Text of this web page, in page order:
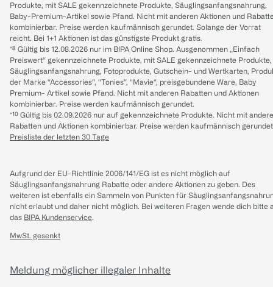
Produkte, mit SALE gekennzeichnete Produkte, Säuglingsanfangsnahrung,
Baby-Premium-Artikel sowie Pfand. Nicht mit anderen Aktionen und
kombinierbar. Preise werden kaufmännisch gerundet. Solange der Vorrat
reicht. Bei 1+1 Aktionen ist das günstigste Produkt gratis.
*⁸ Gültig bis 12.08.2026 nur im BIPA Online Shop. Ausgenommen „Einfach
Preiswert“ gekennzeichnete Produkte, mit SALE gekennzeichnete Produkte,
Säuglingsanfangsnahrung, Fotoprodukte, Gutschein- und Wertkarten,
der Marke “Accessories“, “Tonies“, “Mavie“, preisgebundene Ware, Baby
Premium- Artikel sowie Pfand. Nicht mit anderen Rabatten und Aktionen
kombinierbar. Preise werden kaufmännisch gerundet.
*¹⁰ Gültig bis 02.09.2026 nur auf gekennzeichnete Produkte. Nicht mit
Rabatten und Aktionen kombinierbar. Preise werden kaufmännisch
Preisliste der letzten 30 Tage
Aufgrund der EU-Richtlinie 2006/141/EG ist es nicht möglich auf
Säuglingsanfangsnahrung Rabatte oder andere Aktionen zu geben. Des
weiteren ist ebenfalls ein Sammeln von Punkten für
nicht erlaubt und daher nicht möglich. Bei weiteren Fragen wende dich bitte
das BIPA Kundenservice.
MwSt. gesenkt
Meldung möglicher illegaler Inhalte